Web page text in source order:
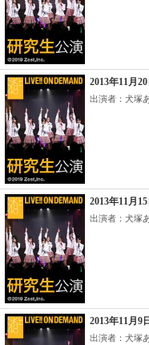
2013年11月
出演者：犬塚
2013年11月
出演者：犬塚
2013年11月9
出演者：犬塚